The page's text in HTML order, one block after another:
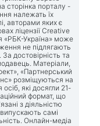
сторінка порталу -
належать їх
авторами яких є
ліцензії Creative
«РБК-Україна» може
не підлягають
достовірність та
Матеріали,
«Партнерський
розміщуються на
які досягли 21-
формат, що
з діяльністю
самі
Онлайн-медіа